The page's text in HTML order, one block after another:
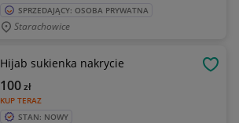
SPRZEDAJĄCY: OSOBA PRYWATNA
Starachowice
Hijab sukienka nakrycie
KUP TERAZ
100zł
STAN: NOWY